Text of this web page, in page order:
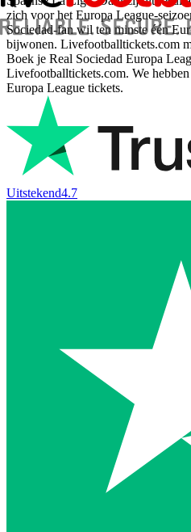
zich voor het Europa League-
Sociedad-fan wil ten minste één
bijwonen. Livefootballtickets.com
Boek je Real Sociedad Europa
Livefootballtickets.com. We
Europa League tickets.
Uitstekend4.7